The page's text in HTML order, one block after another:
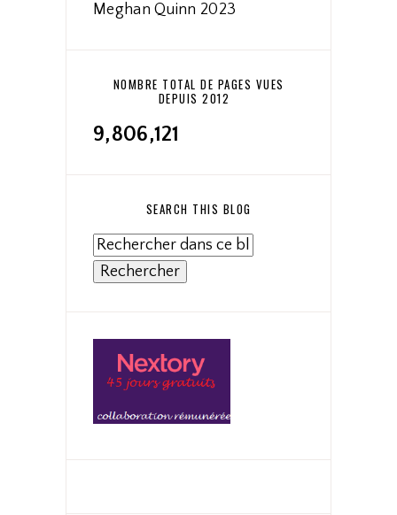
Meghan Quinn 2023
NOMBRE TOTAL DE PAGES VUES
DEPUIS 2012
9,806,121
SEARCH THIS BLOG